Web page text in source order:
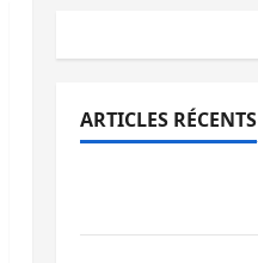
ARTICLES RÉCENTS